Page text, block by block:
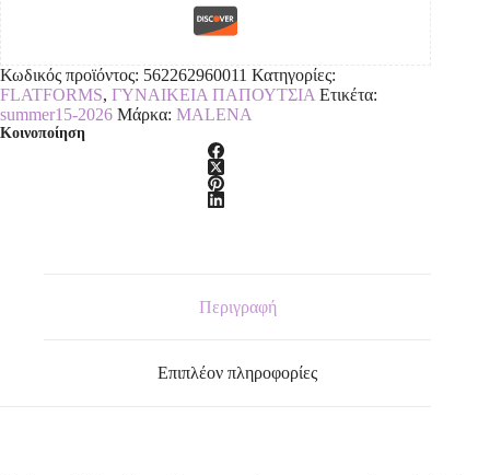
Κωδικός προϊόντος: 562262960011 Κατηγορίες:
FLATFORMS, ΓΥΝΑΙΚΕΙΑ ΠΑΠΟΥΤΣΙΑ Ετικέτα:
summer15-2026 Μάρκα: MALENA
Κοινοποίηση
Περιγραφή
Επιπλέον πληροφορίες